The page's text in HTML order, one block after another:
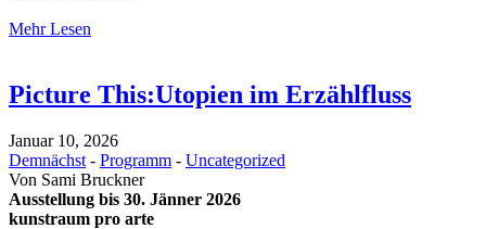
Mehr Lesen
Picture This:Utopien im Erzählfluss
Januar 10, 2026
Demnächst - Programm - Uncategorized
Von Sami Bruckner
Ausstellung bis 30. Jänner 2026
kunstraum pro arte